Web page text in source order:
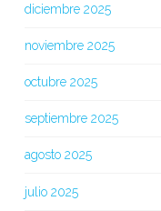
diciembre 2025
noviembre 2025
octubre 2025
septiembre 2025
agosto 2025
julio 2025